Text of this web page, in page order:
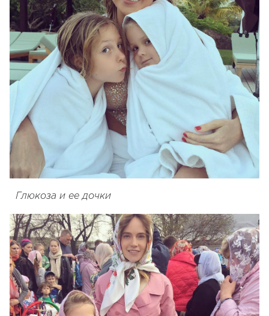
Глюкоза и ее дочки